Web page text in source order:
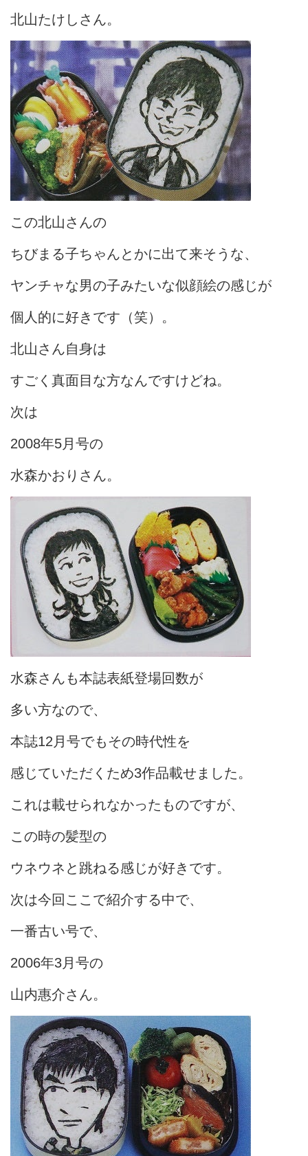
北山たけしさん。
この北山さんの
ちびまる子ちゃんとかに出て来そうな、
ヤンチャな男の子みたいな似顔絵の感じが
個人的に好きです（笑）。
北山さん自身は
すごく真面目な方なんですけどね。
次は
2008年5月号の
水森かおりさん。
水森さんも本誌表紙登場回数が
多い方なので、
本誌12月号でもその時代性を
感じていただくため3作品載せました。
これは載せられなかったものですが、
この時の髪型の
ウネウネと跳ねる感じが好きです。
次は今回ここで紹介する中で、
一番古い号で、
2006年3月号の
山内惠介さん。